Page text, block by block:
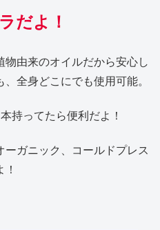
だよ！
由来のオイルだから安心し
全身どこにでも使用可能。
持ってたら便利だよ！
ガニック、コールドプレス